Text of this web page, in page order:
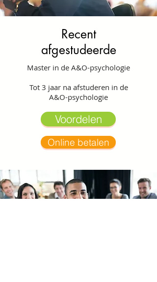
Recent
afgestudeerde
Master in de A&O-psychologie
Tot 3 jaar na afstuderen in de
A&O-psychologie
Voordelen
Online betalen